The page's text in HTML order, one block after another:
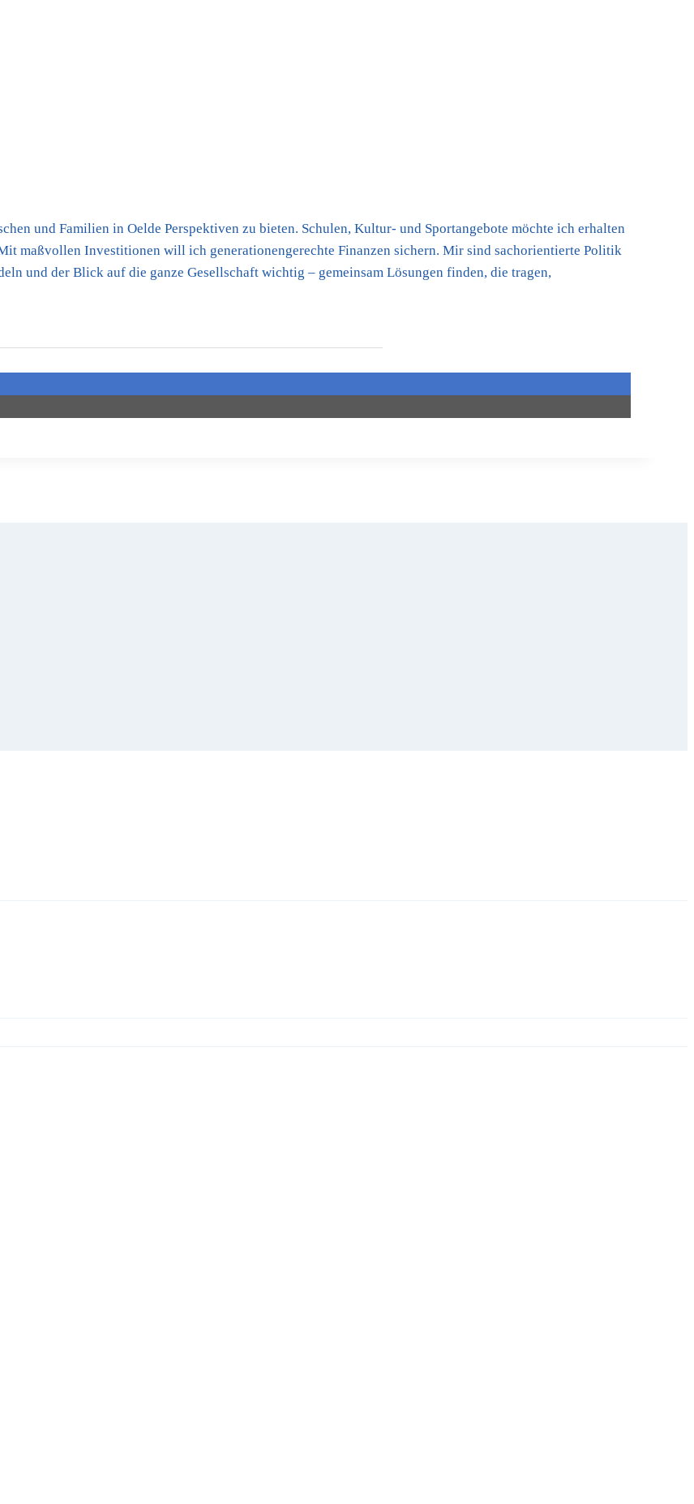
und Familien in Oelde Perspektiven zu bieten. Schulen, Kultur- und Sportangebote möchte ich erhalten
maßvollen Investitionen will ich generationengerechte Finanzen sichern. Mir sind sachorientierte Politik
und der Blick auf die ganze Gesellschaft wichtig – gemeinsam Lösungen finden, die tragen,